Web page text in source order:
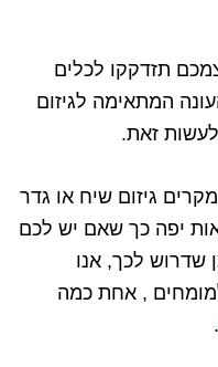
תזדקקו לכלים
המתאימה לגיזום
זאת.
גיזום שיח או גדר
יפה כך שאם יש לכם
שדרוש לכך, אנו
, אחת כמה
.